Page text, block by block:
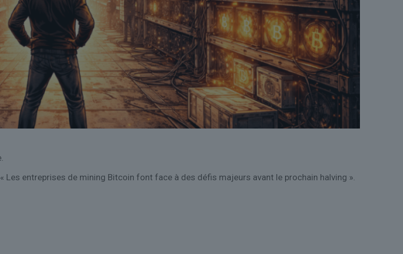
entreprises de mining Bitcoin font face à des défis majeurs avant le prochain halving ».